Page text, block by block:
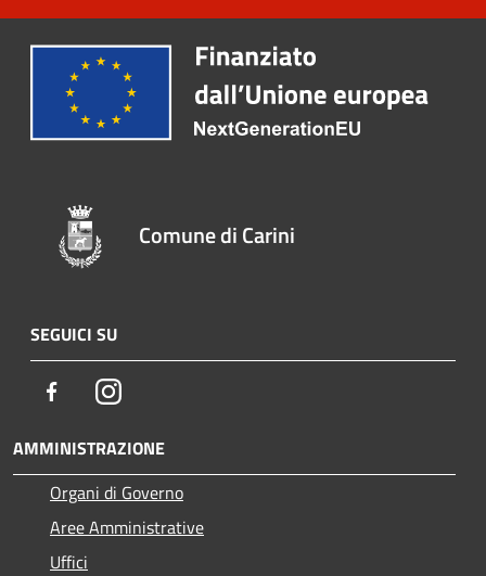
Comune di Carini
SEGUICI SU
FacebookInstagram
AMMINISTRAZIONE
Organi di Governo
Aree Amministrative
Uffici